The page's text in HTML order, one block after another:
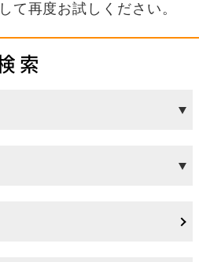
て再度お試しください。
索